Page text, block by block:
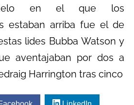
en el que los
estaban arriba fue el de
lides Bubba Watson y
aventajaban por dos a
Harrington tras cinco